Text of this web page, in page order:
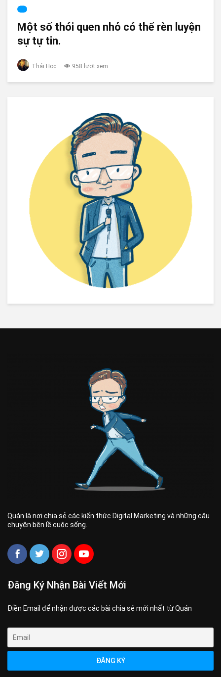
Một số thói quen nhỏ có thể rèn luyện
sự tự tin.
Thái Học 958 lượt xem
Quán là nơi chia sẻ các kiến thức Digital Marketing và những câu
chuyện bên lề cuộc sống.
Đăng Ký Nhận Bài Viết Mới
Điền Email để nhận được các bài chia sẻ mới nhất từ Quán